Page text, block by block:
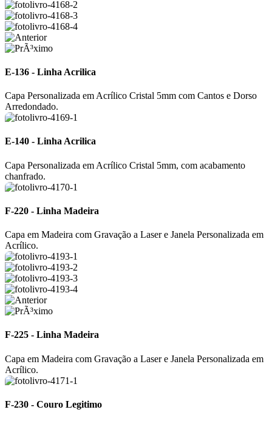
E-136 - Linha Acrilica
Capa Personalizada em Acrílico Cristal 5mm com Cantos e Dorso
Arredondado.
E-140 - Linha Acrilica
Capa Personalizada em Acrílico Cristal 5mm, com acabamento
chanfrado.
F-220 - Linha Madeira
Capa em Madeira com Gravação a Laser e Janela Personalizada em
Acrílico.
F-225 - Linha Madeira
Capa em Madeira com Gravação a Laser e Janela Personalizada em
Acrílico.
F-230 - Couro Legitimo